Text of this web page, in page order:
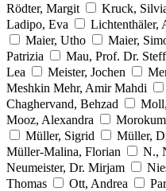
Rödter, Margit
Kruck,
Ladipo, Eva
Lichtenthäler,
Maier, Utho
Maier,
Patrizia
Mau, Prof. Dr.
Lea
Meister, Jochen
Meshkin Mehr, Amir Mahdi
Chaghervand, Behzad
Mooz, Alexandra
Müller, Sigrid
Müller,
Müller-Malina, Florian
N.,
Neumeister, Dr. Mirjam
Thomas
Ott, Andrea